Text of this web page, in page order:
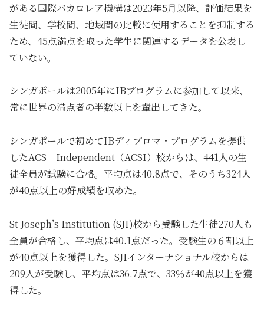
がある国際バカロレア機構は2023年5月以降、評価結果を
生徒間、学校間、地域間の比較に使用することを抑制する
ため、45点満点を取った学生に関連するデータを公表し
ていない。
シンガポールは2005年にIBプログラムに参加して以来、
常に世界の満点者の半数以上を輩出してきた。
シンガポールで初めてIBディプロマ・プログラムを提供
したACS Independent（ACSI）校からは、441人の生
徒全員が試験に合格。平均点は40.8点で、そのうち324人
が40点以上の好成績を収めた。
St Joseph’s Institution (SJI)校から受験した生徒270人も
全員が合格し、平均点は40.1点だった。受験生の６割以上
が40点以上を獲得した。SJIインターナショナル校からは
209人が受験し、平均点は36.7点で、33％が40点以上を獲
得した。